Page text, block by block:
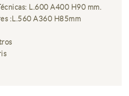
L.600 A400 H90 mm.
:L.560 A360 H85mm